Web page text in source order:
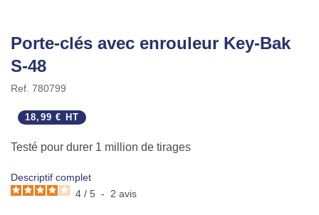
Porte-clés avec enrouleur Key-Bak
S-48
Ref. 780799
18,99 € HT
Testé pour durer 1 million de tirages
Descriptif complet
4 / 5 - 2 avis